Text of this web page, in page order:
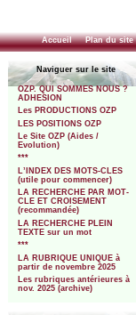
Accueil Plan du site
Naviguer sur le site
OZP. QUI SOMMES NOUS ?
ADHESION
Les PRODUCTIONS OZP
LES POSITIONS OZP
Le Site OZP (Aides /
Evolution)
***
L’INDEX DES MOTS-CLES
(utile pour commencer)
LA RECHERCHE PAR MOT-
CLE ET CROISEMENT
(recommandée)
LA RECHERCHE PLEIN
TEXTE sur un mot
***
LA RUBRIQUE UNIQUE à
partir de novembre 2025
Les rubriques antérieures à
nov. 2025 (archive)